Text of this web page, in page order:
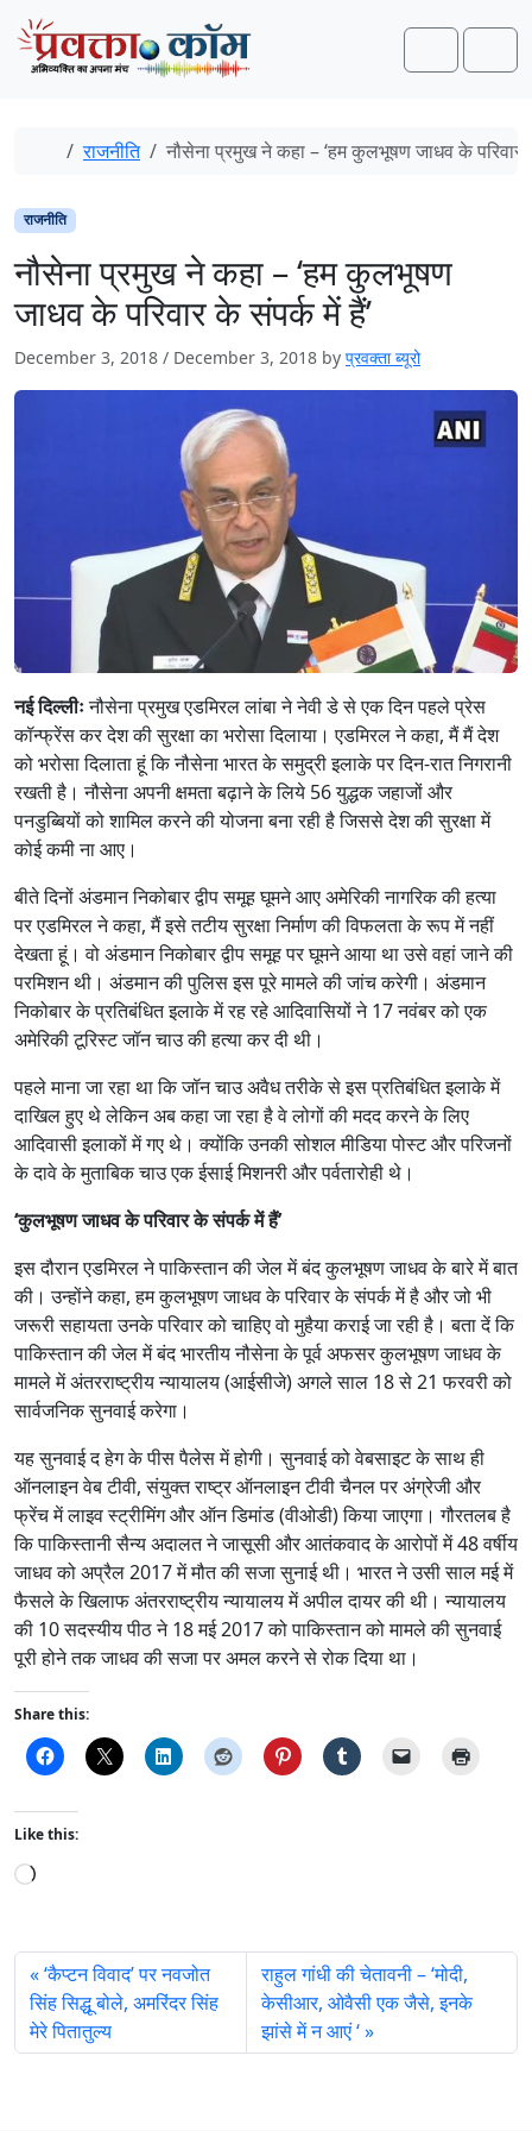
Skip to content
Skip to footer
Search
Home
राजनीति नौसेना प्रमुख ने कहा – ‘हम कुलभूषण जाधव के परिवार
राजनीति
नौसेना प्रमुख ने कहा – ‘हम कुलभूषण
जाधव के परिवार के संपर्क में हैं’
December 3, 2018 / December 3, 2018 by प्रवक्ता ब्यूरो
नई दिल्लीःनौसेना प्रमुख एडमिरल लांबा ने नेवी डे से एक दिन पहले प्रेस
कॉन्फ्रेंस कर देश की सुरक्षा का भरोसा दिलाया। एडमिरल ने कहा, मैं मैं देश
को भरोसा दिलाता हूं कि नौसेना भारत के समुद्री इलाके पर दिन-रात निगरानी
रखती है। नौसेना अपनी क्षमता बढ़ाने के लिये 56 युद्धक जहाजों और
पनडुब्बियों को शामिल करने की योजना बना रही है जिससे देश की सुरक्षा में
कोई कमी ना आए।
बीते दिनों अंडमान निकोबार द्वीप समूह घूमने आए अमेरिकी नागरिक की हत्या
पर एडमिरल ने कहा, मैं इसे तटीय सुरक्षा निर्माण की विफलता के रूप में नहीं
देखता हूं। वो अंडमान निकोबार द्वीप समूह पर घूमने आया था उसे वहां जाने की
परमिशन थी। अंडमान की पुलिस इस पूरे मामले की जांच करेगी। अंडमान
निकोबार के प्रतिबंधित इलाके में रह रहे आदिवासियों ने 17 नवंबर को एक
अमेरिकी टूरिस्ट जॉन चाउ की हत्या कर दी थी।
पहले माना जा रहा था कि जॉन चाउ अवैध तरीके से इस प्रतिबंधित इलाके में
दाखिल हुए थे लेकिन अब कहा जा रहा है वे लोगों की मदद करने के लिए
आदिवासी इलाकों में गए थे। क्योंकि उनकी सोशल मीडिया पोस्ट और परिजनों
के दावे के मुताबिक चाउ एक ईसाई मिशनरी और पर्वतारोही थे।
‘कुलभूषण जाधव के परिवार के संपर्क में हैं’
इस दौरान एडमिरल ने पाकिस्तान की जेल में बंद कुलभूषण जाधव के बारे में बात
की। उन्होंने कहा, हम कुलभूषण जाधव के परिवार के संपर्क में है और जो भी
जरूरी सहायता उनके परिवार को चाहिए वो मुहैया कराई जा रही है। बता दें कि
पाकिस्तान की जेल में बंद भारतीय नौसेना के पूर्व अफसर कुलभूषण जाधव के
मामले में अंतरराष्ट्रीय न्यायालय (आईसीजे) अगले साल 18 से 21 फरवरी को
सार्वजनिक सुनवाई करेगा।
यह सुनवाई द हेग के पीस पैलेस में होगी। सुनवाई को वेबसाइट के साथ ही
ऑनलाइन वेब टीवी, संयुक्त राष्ट्र ऑनलाइन टीवी चैनल पर अंग्रेजी और
फ्रेंच में लाइव स्ट्रीमिंग और ऑन डिमांड (वीओडी) किया जाएगा। गौरतलब है
कि पाकिस्तानी सैन्य अदालत ने जासूसी और आतंकवाद के आरोपों में 48 वर्षीय
जाधव को अप्रैल 2017 में मौत की सजा सुनाई थी। भारत ने उसी साल मई में
फैसले के खिलाफ अंतरराष्ट्रीय न्यायालय में अपील दायर की थी। न्यायालय
की 10 सदस्यीय पीठ ने 18 मई 2017 को पाकिस्तान को मामले की सुनवाई
पूरी होने तक जाधव की सजा पर अमल करने से रोक दिया था।
Share this:
Like this:
L
d
i
n
g
‘कैप्टन विवाद’ पर नवजोत
सिंह सिद्धू बोले, अमरिंदर सिंह
मेरे पितातुल्य
राहुल गांधी की चेतावनी – ‘मोदी,
केसीआर, ओवैसी एक जैसे, इनके
झांसे में न आएं ‘